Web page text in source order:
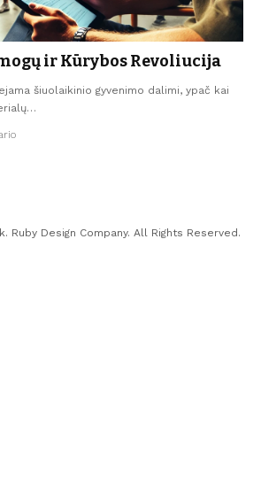
ir Kūrybos Revoliucija
šiuolaikinio gyvenimo dalimi, ypač kai
Ruby Design Company. All Rights Reserved.